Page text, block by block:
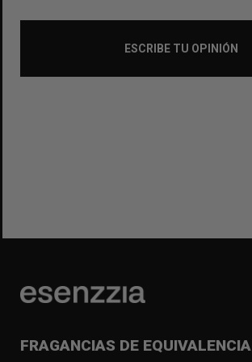
ESCRIBE TU OPINIÓN
FRAGANCIAS DE EQUIVALENCIA